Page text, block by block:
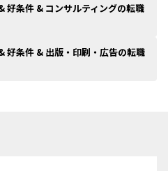
好条件 & コンサルティングの転職
好条件 & 出版・印刷・広告の転職